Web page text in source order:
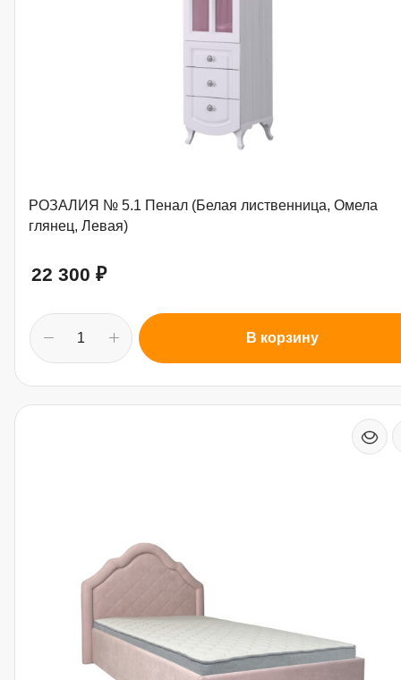
РОЗАЛИЯ № 5.1 Пенал (Белая лиственница, Омела
глянец, Левая)
22 300 ₽
В корзину